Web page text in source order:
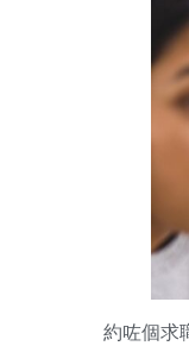
約咗個求